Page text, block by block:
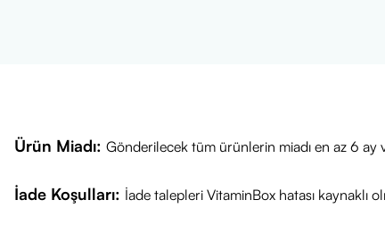
Çinko:10
B6
Ürün Miadı: Gönderilecek tüm ürünlerin miadı en az 6 ay
İade Koşulları: İade talepleri VitaminBox hatası kaynaklı